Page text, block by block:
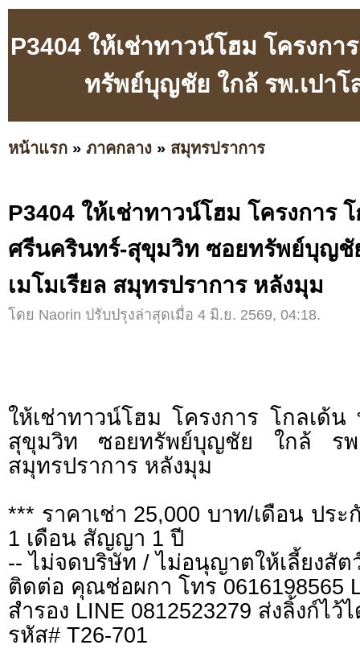
P3404 ให้เช่าทาวน์โฮม โครงก
ทรัพย์บุญชัย ใกล้ รพ.เปาโ
หน้าแรก » ภาคกลาง » สมุทรปราการ
P3404 ให้เช่าทาวน์โฮม โครงการ
ศรีนครินทร์-สุขุมวิท ซอยทรัพย์บุญชั
เมโมเรียล สมุทรปราการ หลังมุม
โดย Naorin ปรับปรุงล่าสุดเมื่อ 4 มิ.ย. 2569, 04:18.
ให้เช่าทาวน์โฮม โครงการ โกลเด้
สุขุมวิท ซอยทรัพย์บุญชัย ใกล้ รพ.
สมุทรปราการ หลังมุม
*** ราคาเช่า 25,000 บาท/เดือน ปร
1 เดือน สัญญา 1 ปี
-- ไม่จดบริษัท / ไม่อนุญาตให้เลี้ยงสัต
ติดต่อ คุณช่อผกา โทร 0616198565
สำรอง LINE 0812523279 ส่งลิ้งก์ไว้ไ
รหัส# T26-701